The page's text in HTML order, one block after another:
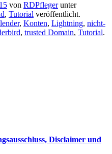
von RDPflegerunter
, Tutorial veröffentlicht.
, Konten, Lightning, nicht-
, trusted Domain, Tutorial.
Disclaimer und